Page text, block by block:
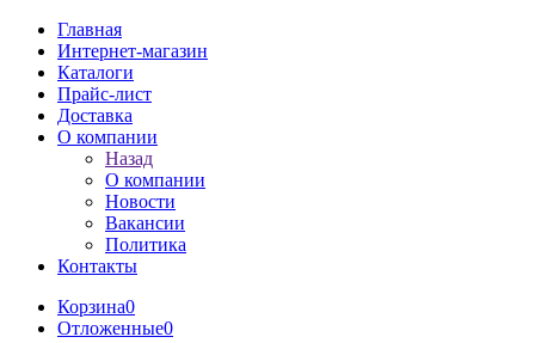
Главная
Интернет-магазин
Каталоги
Прайс-лист
Доставка
О компании
Назад
О компании
Новости
Вакансии
Политика
Контакты
Корзина0
Отложенные0